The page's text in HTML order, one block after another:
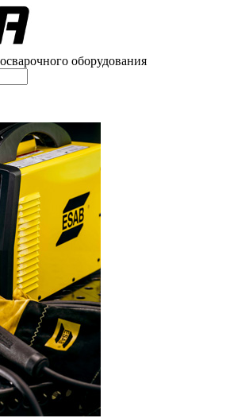
оборудования